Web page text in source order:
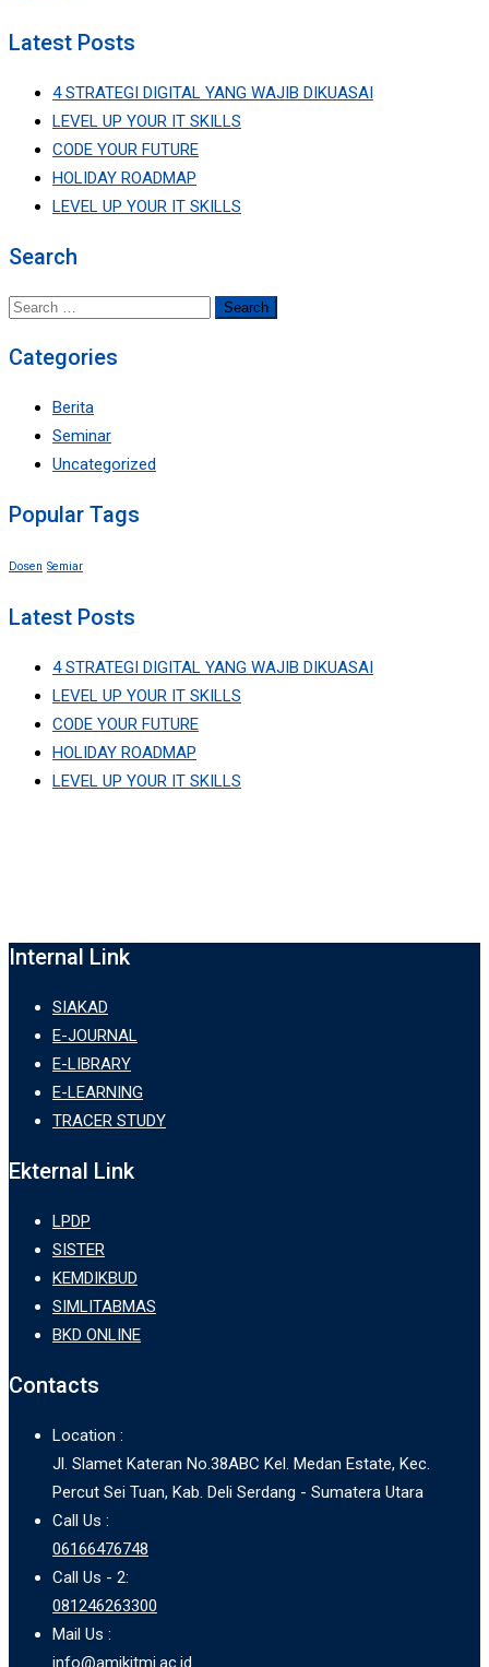
Latest Posts
4 STRATEGI DIGITAL YANG WAJIB DIKUASAI
LEVEL UP YOUR IT SKILLS
CODE YOUR FUTURE
HOLIDAY ROADMAP
LEVEL UP YOUR IT SKILLS
Search
Search
Categories
Berita
Seminar
Uncategorized
Popular Tags
Dosen Semiar
Latest Posts
4 STRATEGI DIGITAL YANG WAJIB DIKUASAI
LEVEL UP YOUR IT SKILLS
CODE YOUR FUTURE
HOLIDAY ROADMAP
LEVEL UP YOUR IT SKILLS
Internal Link
SIAKAD
E-JOURNAL
E-LIBRARY
E-LEARNING
TRACER STUDY
Ekternal Link
LPDP
SISTER
KEMDIKBUD
SIMLITABMAS
BKD ONLINE
Contacts
Location :
Jl. Slamet Kateran No.38ABC Kel. Medan Estate, Kec.
Percut Sei Tuan, Kab. Deli Serdang - Sumatera Utara
Call Us :
06166476748
Call Us - 2:
081246263300
Mail Us :
info@amikitmi.ac.id